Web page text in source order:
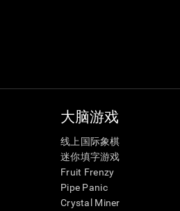
大脑游戏
线上国际象棋
迷你填字游戏
Fruit Frenzy
Pipe Panic
Crystal Miner